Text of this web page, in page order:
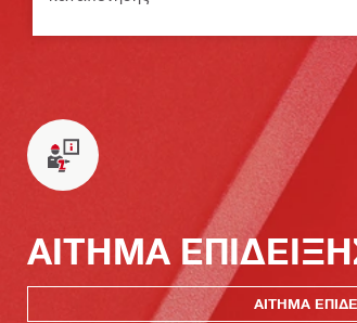
ΑΙΤΗΜΑ
ΑΙΤΗΜΑ